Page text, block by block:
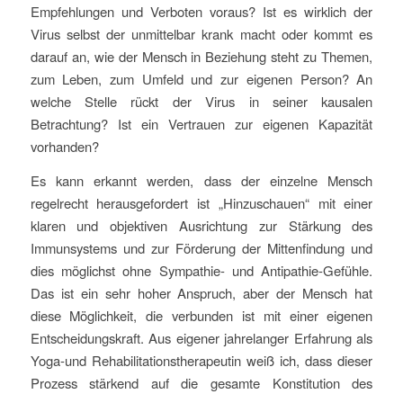
Empfehlungen und Verboten voraus? Ist es wirklich der
Virus selbst der unmittelbar krank macht oder kommt es
darauf an, wie der Mensch in Beziehung steht zu Themen,
zum Leben, zum Umfeld und zur eigenen Person? An
welche Stelle rückt der Virus in seiner kausalen
Betrachtung? Ist ein Vertrauen zur eigenen Kapazität
vorhanden?
Es kann erkannt werden, dass der einzelne Mensch
regelrecht herausgefordert ist „Hinzuschauen“ mit einer
klaren und objektiven Ausrichtung zur Stärkung des
Immunsystems und zur Förderung der Mittenfindung und
dies möglichst ohne Sympathie- und Antipathie-Gefühle.
Das ist ein sehr hoher Anspruch, aber der Mensch hat
diese Möglichkeit, die verbunden ist mit einer eigenen
Entscheidungskraft. Aus eigener jahrelanger Erfahrung als
Yoga-und Rehabilitationstherapeutin weiß ich, dass dieser
Prozess stärkend auf die gesamte Konstitution des